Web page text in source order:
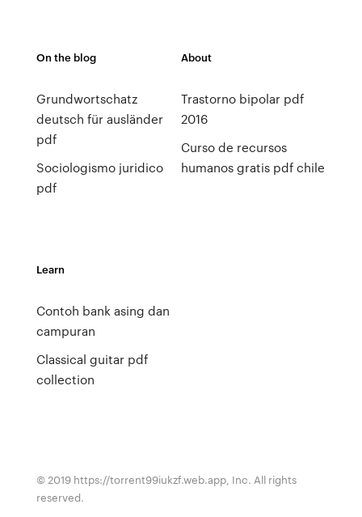
On the blog
Grundwortschatz
deutsch für ausländer
pdf
Sociologismo juridico
pdf
About
Trastorno bipolar pdf
2016
Curso de recursos
humanos gratis pdf chile
Learn
Contoh bank asing dan
campuran
Classical guitar pdf
collection
© 2019 https://torrent99iukzf.web.app, Inc. All rights
reserved.